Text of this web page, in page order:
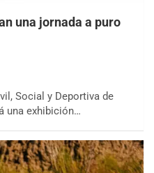
una jornada a puro
Social y Deportiva de
una exhibición…